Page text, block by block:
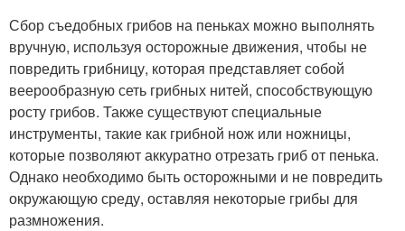
Сбор съедобных грибов на пеньках можно выполнять
вручную, используя осторожные движения, чтобы не
повредить грибницу, которая представляет собой
веерообразную сеть грибных нитей, способствующую
росту грибов. Также существуют специальные
инструменты, такие как грибной нож или ножницы,
которые позволяют аккуратно отрезать гриб от пенька.
Однако необходимо быть осторожными и не повредить
окружающую среду, оставляя некоторые грибы для
размножения.